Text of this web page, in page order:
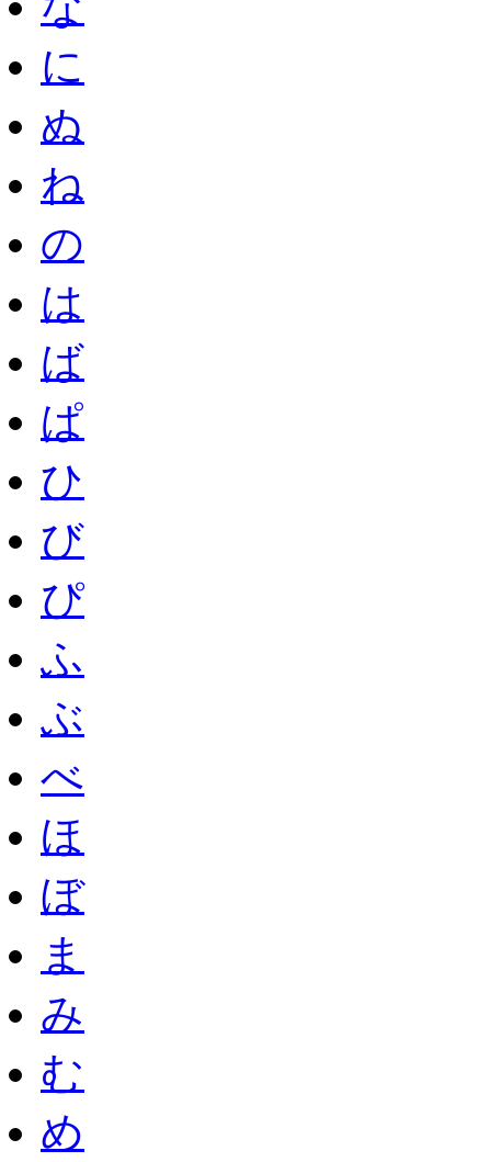
に
ぬ
ね
の
は
ば
ぱ
ひ
び
ぴ
ふ
ぶ
べ
ほ
ぼ
ま
み
む
め